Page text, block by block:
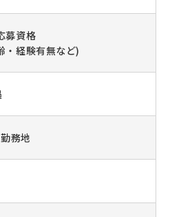
募資格
・経験有無など)
勤務地